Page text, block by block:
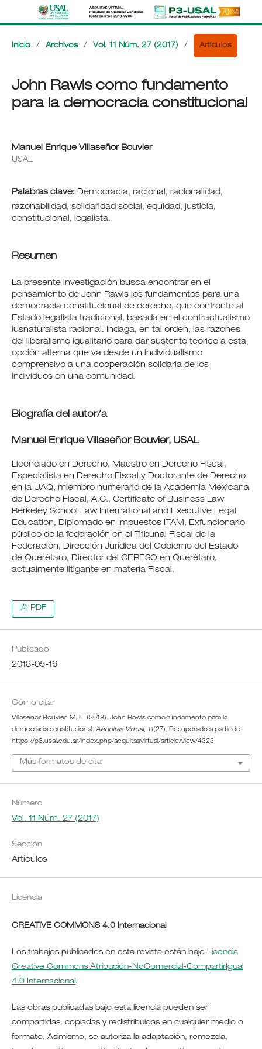
Inicio / Archivos / Vol. 11 Núm. 27 (2017) / Artículos
John Rawls como fundamento
para la democracia constitucional
Manuel Enrique Villaseñor Bouvier
USAL
Palabras clave: Democracia, racional, racionalidad,
razonabilidad, solidaridad social, equidad, justicia,
constitucional, legalista.
Resumen
La presente investigación busca encontrar en el
pensamiento de John Rawls los fundamentos para una
democracia constitucional de derecho, que confronte al
Estado legalista tradicional, basada en el contractualismo
iusnaturalista racional. Indaga, en tal orden, las razones
del liberalismo igualitario para dar sustento teórico a esta
opción alterna que va desde un individualismo
comprensivo a una cooperación solidaria de los
individuos en una comunidad.
Biografía del autor/a
Manuel Enrique Villaseñor Bouvier, USAL
Licenciado en Derecho, Maestro en Derecho Fiscal,
Especialista en Derecho Fiscal y Doctorante de Derecho
en la UAQ, miembro numerario de la Academia Mexicana
de Derecho Fiscal, A.C., Certificate of Business Law
Berkeley School Law International and Executive Legal
Education, Diplomado en Impuestos ITAM, Exfuncionario
público de la federación en el Tribunal Fiscal de la
Federación, Dirección Jurídica del Gobierno del Estado
de Querétaro, Director del CERESO en Querétaro,
actualmente litigante en materia Fiscal.
PDF
Publicado
2018-05-16
Cómo citar
Villaseñor Bouvier, M. E. (2018). John Rawls como fundamento para la
democracia constitucional. Aequitas Virtual, 11(27). Recuperado a partir de
https://p3.usal.edu.ar/index.php/aequitasvirtual/article/view/4323
Más formatos de cita
Número
Vol. 11 Núm. 27 (2017)
Sección
Artículos
Licencia
CREATIVE COMMONS 4.0 Internacional
Los trabajos publicados en esta revista están bajo Licencia
Creative Commons Atribución-NoComercial-CompartirIgual
4.0 Internacional.
Las obras publicadas bajo esta licencia pueden ser
compartidas, copiadas y redistribuidas en cualquier medio o
formato. Asimismo, se autoriza la adaptación, remezcla,